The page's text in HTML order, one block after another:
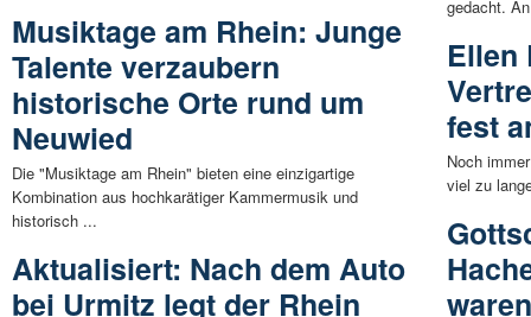
Musiktage am Rhein: Junge
Talente verzaubern
historische Orte rund um
Neuwied
Die "Musiktage am Rhein" bieten eine einzigartige
Kombination aus hochkarätiger Kammermusik und
historisch ...
Aktualisiert: Nach dem Auto
bei Urmitz legt der Rhein
gedacht.
Ellen
fest
Noch
viel zu